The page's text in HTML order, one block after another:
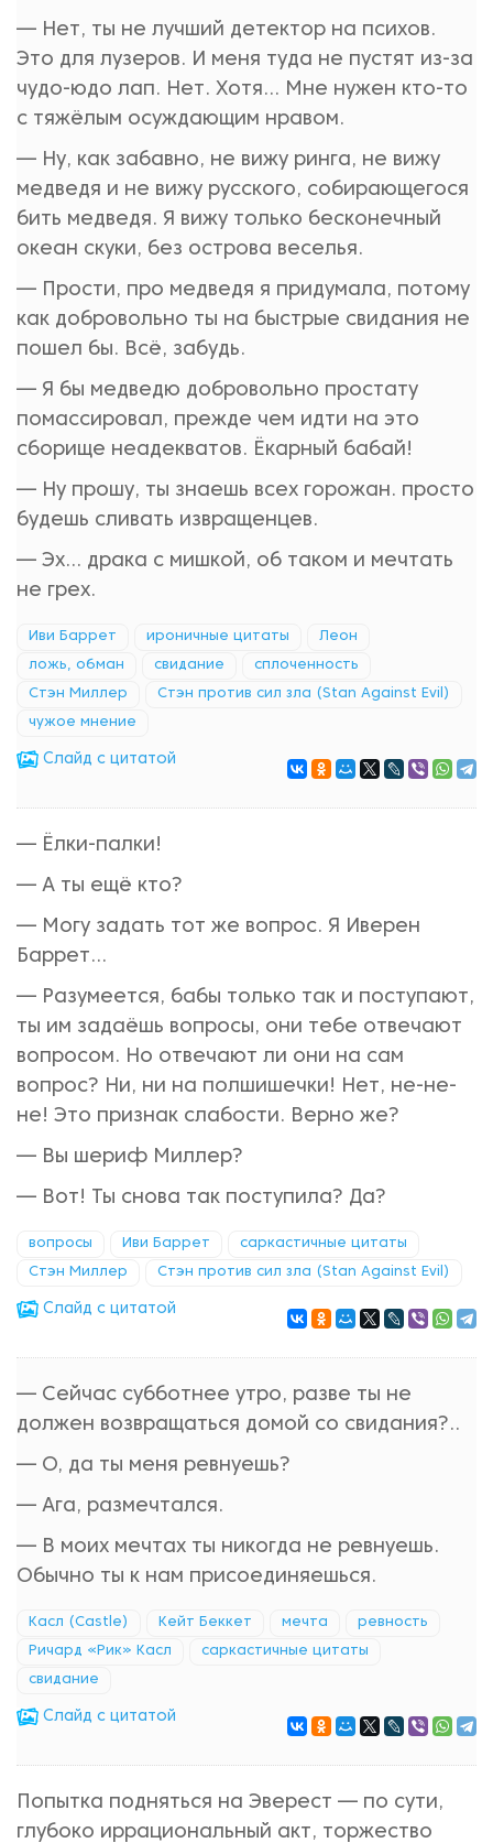
— Нет, ты не лучший детектор на психов.
Это для лузеров. И меня туда не пустят из-за
чудо-юдо лап. Нет. Хотя... Мне нужен кто-то
с тяжёлым осуждающим нравом.
— Ну, как забавно, не вижу ринга, не вижу
медведя и не вижу русского, собирающегося
бить медведя. Я вижу только бесконечный
океан скуки, без острова веселья.
— Прости, про медведя я придумала, потому
как добровольно ты на быстрые свидания не
пошел бы. Всё, забудь.
— Я бы медведю добровольно простату
помассировал, прежде чем идти на это
сборище неадекватов. Ёкарный бабай!
— Ну прошу, ты знаешь всех горожан. просто
будешь сливать извращенцев.
— Эх... драка с мишкой, об таком и мечтать
не грех.
Иви Баррет ироничные цитаты Леон
ложь, обман свидание сплоченность
Стэн Миллер Стэн против сил зла (Stan Against Evil)
чужое мнение
Cлайд с цитатой
— Ёлки-палки!
— А ты ещё кто?
— Могу задать тот же вопрос. Я Иверен
Баррет...
— Разумеется, бабы только так и поступают,
ты им задаёшь вопросы, они тебе отвечают
вопросом. Но отвечают ли они на сам
вопрос? Ни, ни на полшишечки! Нет, не-не-
не! Это признак слабости. Верно же?
— Вы шериф Миллер?
— Вот! Ты снова так поступила? Да?
вопросы Иви Баррет саркастичные цитаты
Стэн Миллер Стэн против сил зла (Stan Against Evil)
Cлайд с цитатой
— Сейчас субботнее утро, разве ты не
должен возвращаться домой со свидания?..
— О, да ты меня ревнуешь?
— Ага, размечтался.
— В моих мечтах ты никогда не ревнуешь.
Обычно ты к нам присоединяешься.
Касл (Castle) Кейт Беккет мечта ревность
Ричард «Рик» Касл саркастичные цитаты
свидание
Cлайд с цитатой
Попытка подняться на Эверест — по сути,
глубоко иррациональный акт, торжество